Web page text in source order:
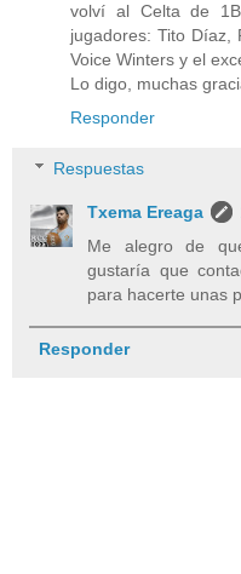
volví al Celta de
jugadores: Tito Díaz,
Voice Winters y el
Lo digo, muchas
Responder
Respuestas
Txema Ereaga
Me alegro de
gustaría que
para hacerte unas
Responder